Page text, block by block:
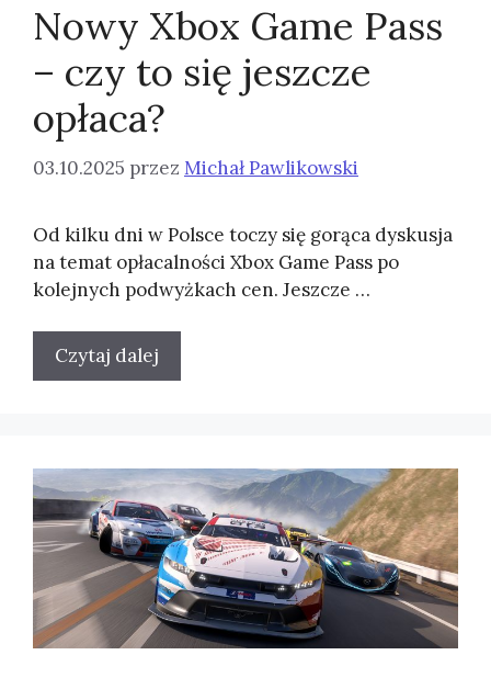
Nowy Xbox Game Pass
– czy to się jeszcze
opłaca?
03.10.2025 przez Michał Pawlikowski
Od kilku dni w Polsce toczy się gorąca dyskusja
na temat opłacalności Xbox Game Pass po
kolejnych podwyżkach cen. Jeszcze …
Czytaj dalej